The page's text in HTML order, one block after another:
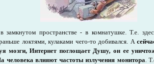
замкнутом пространстве - в комнатушке. Т.е.
локтями, кулаками чего-то добивался. А
мозги, Интернет поглощает Душу, он ее
человека влияют частоты излучения монитора.